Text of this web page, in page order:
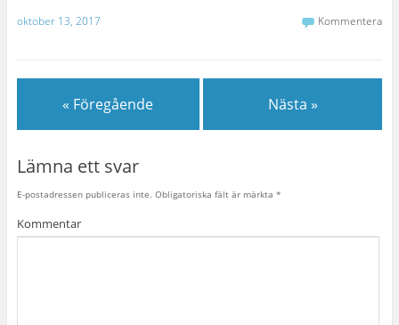
oktober 13, 2017 Kommentera
« Föregående Nästa »
Lämna ett svar
E-postadressen publiceras inte. Obligatoriska fält är märkta *
Kommentar